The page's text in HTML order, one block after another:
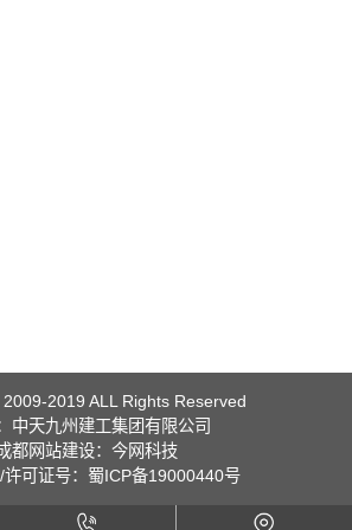
2019 ALL Rights Reserved
中天九州建工集团有限公司
都网站建设： 今网科技
许可证号：蜀ICP备19000440号